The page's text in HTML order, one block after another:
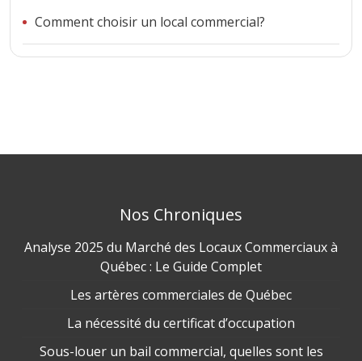
Comment choisir un local commercial?
Nos Chroniques
Analyse 2025 du Marché des Locaux Commerciaux à
Québec : Le Guide Complet
Les artères commerciales de Québec
La nécessité du certificat d’occupation
Sous-louer un bail commercial, quelles sont les